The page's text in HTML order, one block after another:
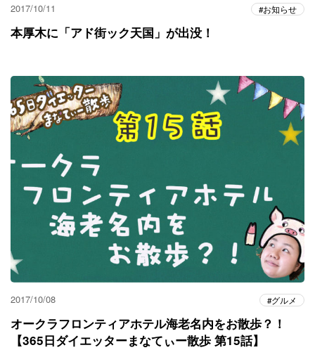
2017/10/11 お知らせ
本厚木に「アド街ック天国」が出没！
2017/10/08 グルメ
オークラフロンティアホテル海老名内をお散歩？！
【365日ダイエッターまなてぃー散歩 第15話】